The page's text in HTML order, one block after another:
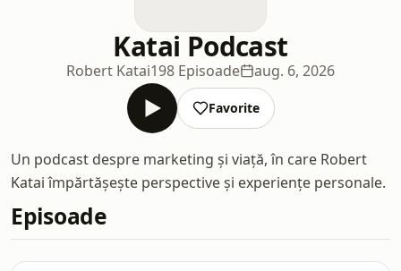
Katai Podcast
Robert Katai198 Episoade aug. 6, 2026
Favorite
Un podcast despre marketing și viață, în care Robert
Katai împărtășește perspective și experiențe personale.
Episoade